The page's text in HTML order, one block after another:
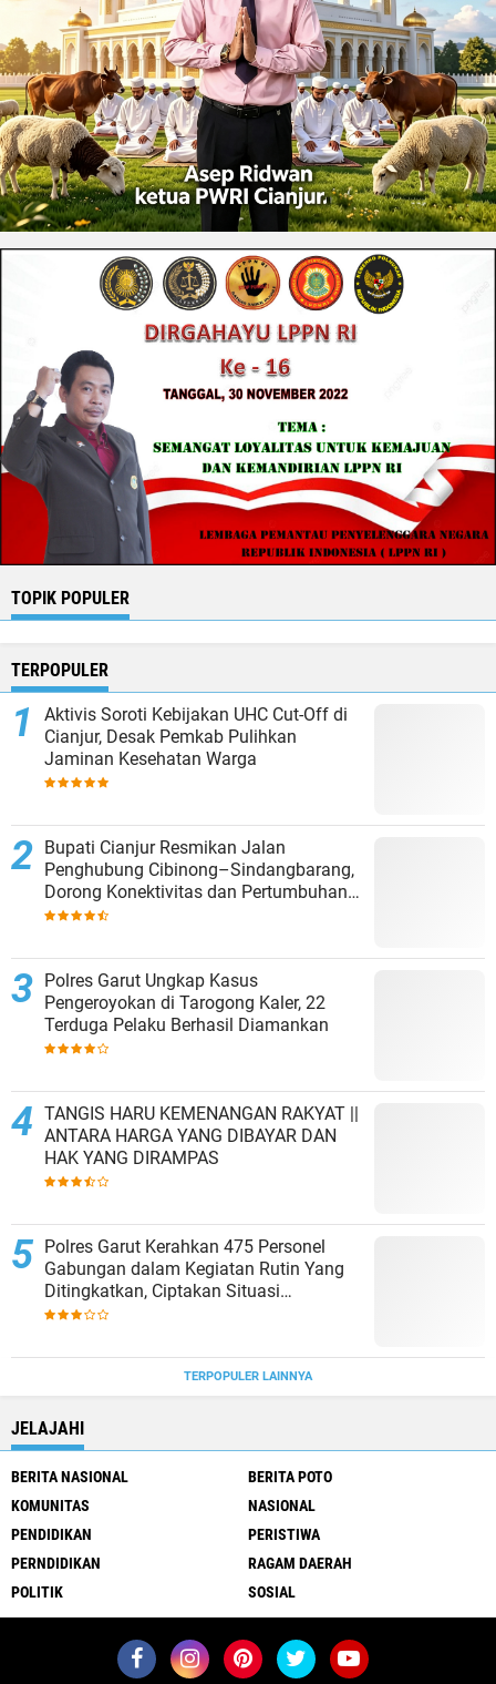
TOPIK POPULER
TERPOPULER
Aktivis Soroti Kebijakan UHC Cut-Off di
Cianjur, Desak Pemkab Pulihkan
Jaminan Kesehatan Warga
Bupati Cianjur Resmikan Jalan
Penghubung Cibinong–Sindangbarang,
Dorong Konektivitas dan Pertumbuhan
Ekonomi Cianjur Selatan
Polres Garut Ungkap Kasus
Pengeroyokan di Tarogong Kaler, 22
Terduga Pelaku Berhasil Diamankan
TANGIS HARU KEMENANGAN RAKYAT ||
ANTARA HARGA YANG DIBAYAR DAN
HAK YANG DIRAMPAS
Polres Garut Kerahkan 475 Personel
Gabungan dalam Kegiatan Rutin Yang
Ditingkatkan, Ciptakan Situasi
Kamtibmas Tetap Aman dan Kondusif
TERPOPULER LAINNYA
JELAJAHI
BERITA NASIONAL
BERITA POTO
KOMUNITAS
NASIONAL
PENDIDIKAN
PERISTIWA
PERNDIDIKAN
RAGAM DAERAH
POLITIK
SOSIAL